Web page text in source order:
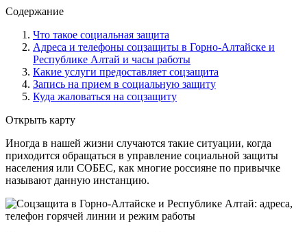
Содержание
Что такое социальная защита
Адреса и телефоны соцзащиты в Горно-Алтайске и
Республике Алтай и часы работы
Какие услуги предоставляет соцзащита
Запись на прием в социальную защиту
Куда жаловаться на соцзащиту
Открыть карту
Иногда в нашей жизни случаются такие ситуации, когда
приходится обращаться в управление социальной защиты
населения или СОБЕС, как многие россияне по привычке
называют данную инстанцию.